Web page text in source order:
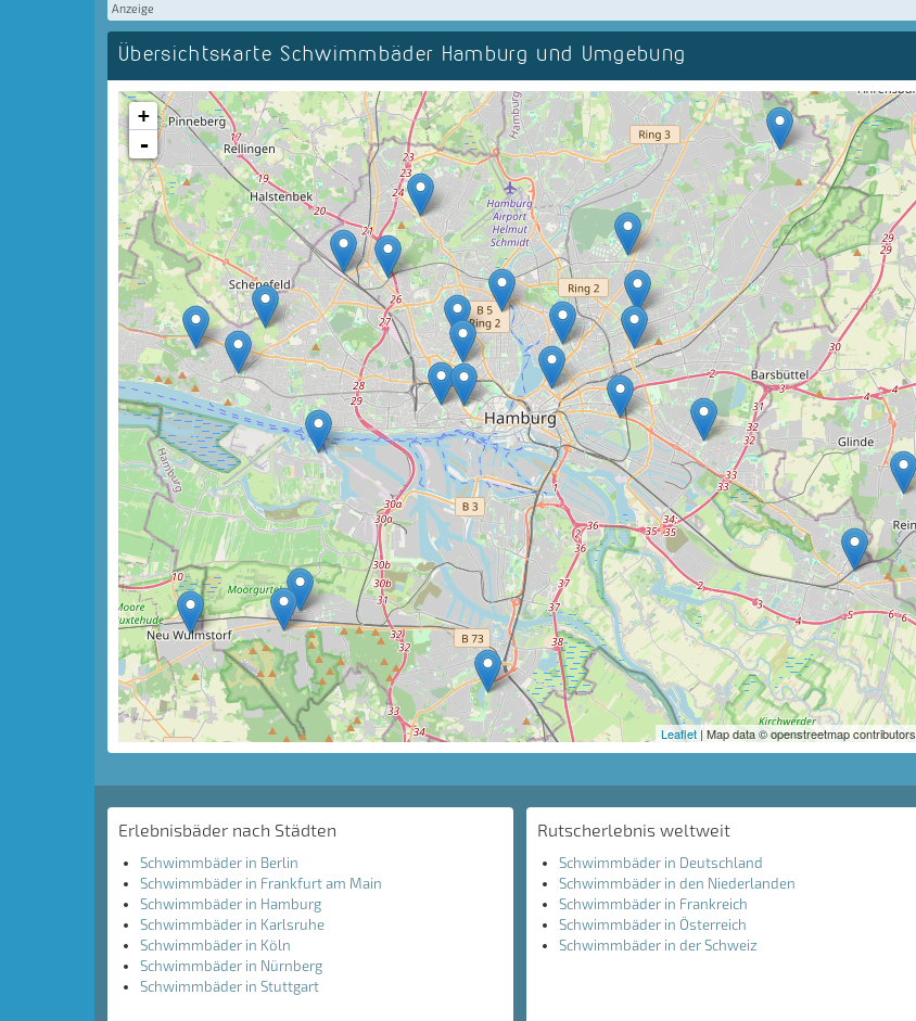
Anzeige
Übersichtskarte Schwimmbäder Hamburg und Umgebung
+
-
Leaflet | Map data © openstreetmap contributors
Erlebnisbäder nach Städten
Schwimmbäder in Berlin
Schwimmbäder in Frankfurt am Main
Schwimmbäder in Hamburg
Schwimmbäder in Karlsruhe
Schwimmbäder in Köln
Schwimmbäder in Nürnberg
Schwimmbäder in Stuttgart
Rutscherlebnis weltweit
Schwimmbäder in Deutschland
Schwimmbäder in den Niederlanden
Schwimmbäder in Frankreich
Schwimmbäder in Österreich
Schwimmbäder in der Schweiz